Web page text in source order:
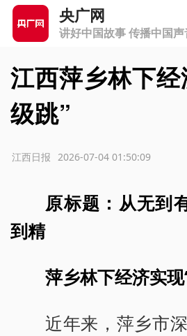
央广网
讲好中国故事 传播中国声
江西萍乡林下
级跳”
2026-07-04 01:50:09
江西日报
原标题：从无到
到精
萍乡林下经济实
近年来，萍乡市